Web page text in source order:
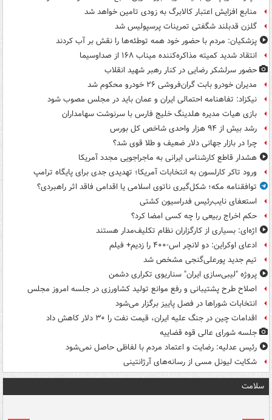
منابع افزایش اعتبار کالابرگ به زودی تامین خواهد شد
گلزن قدبلند شگفتی تمرینات پرسپولیس شد
پزشکیان: مردم با حضور خود همه توطئه‌ها را نقش بر آب کردند
انتقاد شدید کمیته مذاکره‌کننده میناب ۱۶۸ از صداوسیما
حضور سرلشکر رضایی در کنار رهبر شهید انقلاب
مدیران خودرو بابت گران‌فروشی ۲۶ خودرو محکوم شد
نیکزاد: تفاهنامه احتمالی ایران و عمان باید در مجلس مصوب شود
بازی هیات مدیره هلدینگ خلیج فارس با سرنوشت سهامداران
رشد بیش از ۹۴ هزار واحدی شاخص کل بورس
چرا در بازار جهانی دلار ضعیف و طلا قوی شد؟
هشدار قاطع کارشناس ایرانی به ماجراجویی مجدد آمریکا
ورود تاکر کارلسون به انتخابات آمریکا؛ تهدیدی جدی برای پایگاه ترامپ
توافقنامه مکه؛ شکل‌گیری ناتوی اسلامی یا اقدامی فاقد اثر راهبردی؟
استعفای نایب‌رئیس فدراسیون کشتی
حکم اخراج ربیعی را چه کسی امضا کرد؟
اژه‌ای: بسیاری از کارگزاران نظام تکلیف‌مدار هستند
ادعای اوکراین: دو لانچر اس-۴۰۰ را زدیم+ فیلم
تیم جدید پورعلی‌گنجی مشخص شد
پروژه "لیبی‌سازی ایران" سناریوی تکراری دشمن
اصلاح طرح پشتیبانی و رفع موانع تولید کشاورزی در جلسه امروز مجلس
انتخابات شوراها در فصل پاییز برگزار می‌شود
اقدامات چین در جنگ علیه ایران، قیمت نفت را ۳۰ دلار کاهش داد
جلسه شورای عالی قوه قضاییه
رئیس عدلیه: رضایت و اعتماد مردم با لفاظی حاصل نمی‌شود
شکایت لیونل مسی از رسانه‌های آرژانتینی
سلامت